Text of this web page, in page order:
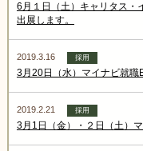
6月１日（土）キャリタス・
出展します。
2019.3.16 採用
3月20日（水）マイナビ就職
2019.2.21 採用
3月1日（金）・２日（土）